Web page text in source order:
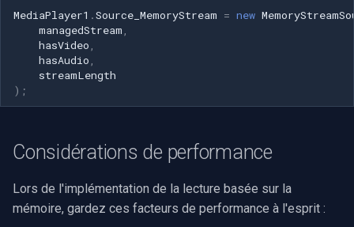
MediaPlayer1 .Source_MemoryStream = new
managedStream
hasVideo
hasAudio
streamLength
);
Considérations de performance
Lors de l'implémentation de la lecture basée sur la
mémoire, gardez ces facteurs de performance à l'esprit :